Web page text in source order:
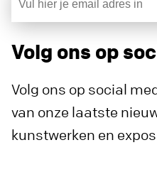
Volg ons op
Volg ons op social
van onze laatste
kunstwerken en